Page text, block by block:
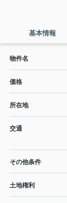
基本情報
物件名
価格
所在地
交通
その他条件
土地権利